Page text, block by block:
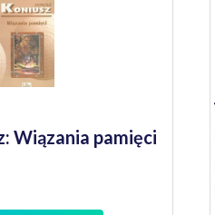
Wiązania pamięci